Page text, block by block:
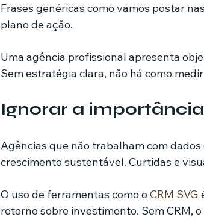
Frases genéricas como vamos postar
plano de ação.
Uma agência profissional apresenta
Sem estratégia clara, não há como
Ignorar a
Agências que não trabalham com
crescimento sustentável. Curtidas e
O uso de ferramentas como o CRM SVG
retorno sobre investimento. Sem CRM,